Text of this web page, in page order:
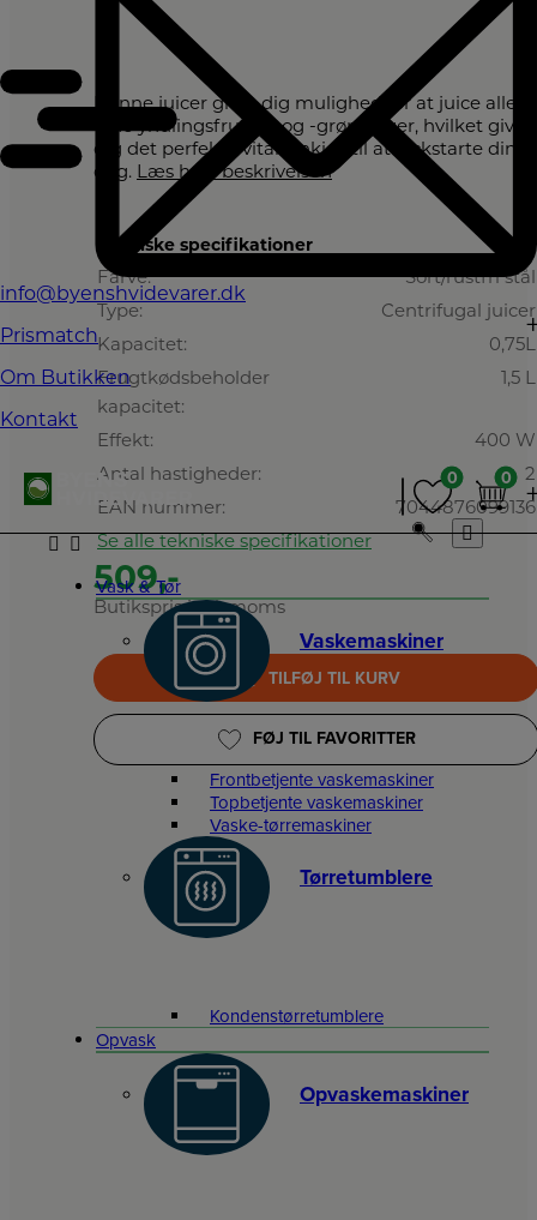
info@byenshvidevarer.dk
Prismatch
Om Butikken
Kontakt
0
0 0
0
Vask & Tør
Vaskemaskiner
Frontbetjente vaskemaskiner
Topbetjente vaskemaskiner
Vaske-tørremaskiner
Tørretumblere
Kondenstørretumblere
Opvask
Opvaskemaskiner
Denne juicer giver dig mulighed for at juice alle
dine yndlingsfrugter og -grøntsager, hvilket giver
dig det perfekte vitaminkick til at kickstarte din
dag. Læs hele beskrivelsen
Tekniske specifikationer
Farve:
Sort/rustfri stål
Type:
Centrifugal juicer
Kapacitet:
0,75L
Frugtkødsbeholder
kapacitet:
1,5 L
Effekt:
400 W
Antal hastigheder:
2
EAN nummer:
7044876099136
Se alle tekniske specifikationer
509,-
Butikspris inkl. moms
TILFØJ TIL KURV
FØJ TIL FAVORITTER